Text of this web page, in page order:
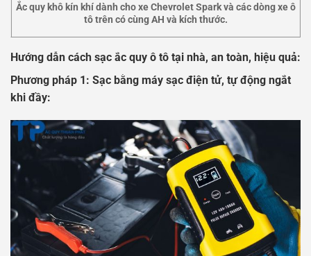
Ắc quy khô kín khí dành cho xe Chevrolet Spark và các dòng xe ô
tô trên có cùng AH và kích thước.
Hướng dẫn cách sạc ắc quy ô tô tại nhà, an toàn, hiệu quả:
Phương pháp 1: Sạc bằng máy sạc điện tử, tự động ngắt
khi đầy: